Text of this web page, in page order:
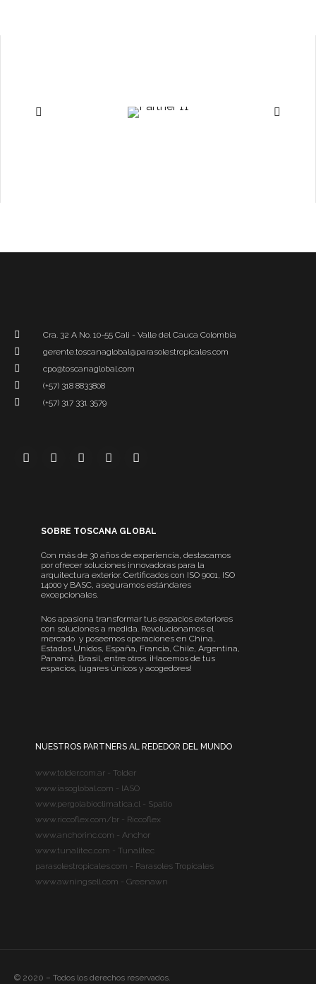
Cra. 32 A No. 10-55 Cali - Valle del Cauca Colombia
gerente.toscanaglobal@parasolestropicales.com
cpo@toscanaglobal.com
(+57) 318 8833808
(+57) 317 331 3579
SOBRE TOSCANA GLOBAL
Con más de 30 años de experiencia, destacamos
por ofrecer soluciones innovadoras para la
arquitectura exterior. Certificados con ISO 9001, ISO
14000 y BASC, aseguramos estándares
excepcionales.
Nos apasiona transformar tus espacios exteriores
con soluciones a medida. Revolucionamos el
mercado y poseemos operaciones en China,
Estados Unidos, España, Francia, Chile, Argentina,
Panamá, Brasil, entre otros. ¡Hacemos de tus
espacios, lugares únicos y acogedores!
NUESTROS PARTNERS AL REDEDOR DEL MUNDO
www.tolder.com.ar - Tolder
www.iasoglobal.com - IASO
www.pergolabioclimatica.cl - Spatio
www.riccoflex.com/br - Riccoflex
www.anchorinc.com - Anchor
www.tunalitec.com - Tunalitec
parasolestropicales.com - Parasoles Tropicales
www.awningsell.com - Greenawn
© 2020 – Todos los derechos reservados.